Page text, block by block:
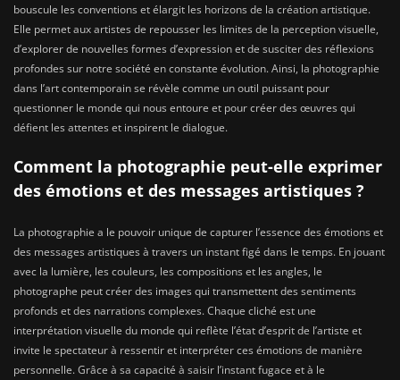
bouscule les conventions et élargit les horizons de la création artistique.
Elle permet aux artistes de repousser les limites de la perception visuelle,
d’explorer de nouvelles formes d’expression et de susciter des réflexions
profondes sur notre société en constante évolution. Ainsi, la photographie
dans l’art contemporain se révèle comme un outil puissant pour
questionner le monde qui nous entoure et pour créer des œuvres qui
défient les attentes et inspirent le dialogue.
Comment la photographie peut-elle exprimer
des émotions et des messages artistiques ?
La photographie a le pouvoir unique de capturer l’essence des émotions et
des messages artistiques à travers un instant figé dans le temps. En jouant
avec la lumière, les couleurs, les compositions et les angles, le
photographe peut créer des images qui transmettent des sentiments
profonds et des narrations complexes. Chaque cliché est une
interprétation visuelle du monde qui reflète l’état d’esprit de l’artiste et
invite le spectateur à ressentir et interpréter ces émotions de manière
personnelle. Grâce à sa capacité à saisir l’instant fugace et à le